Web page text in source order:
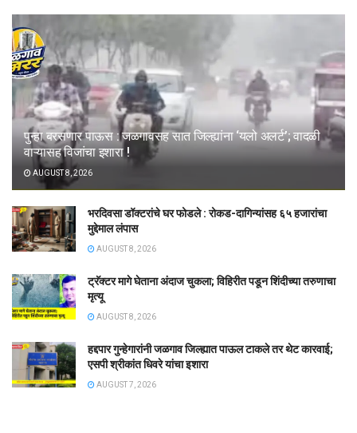
पुन्हा बरसणार पाऊस : जळगावसह सात जिल्ह्यांना ‘यलो अलर्ट’; वादळी
वाऱ्यासह विजांचा इशारा !
AUGUST 8, 2026
भरदिवसा डॉक्टरांचे घर फोडले : रोकड-दागिन्यांसह ६५ हजारांचा
मुद्देमाल लंपास
AUGUST 8, 2026
ट्रॅक्टर मागे घेताना अंदाज चुकला; विहिरीत पडून शिंदीच्या तरुणाचा
मृत्यू
AUGUST 8, 2026
हद्दपार गुन्हेगारांनी जळगाव जिल्ह्यात पाऊल टाकले तर थेट कारवाई;
एसपी श्रीकांत धिवरे यांचा इशारा
AUGUST 7, 2026